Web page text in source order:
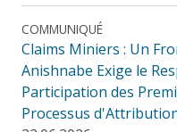
COMMUNIQUÉ
Claims Miniers : Un
Anishnabe Exige le
Participation des
Processus